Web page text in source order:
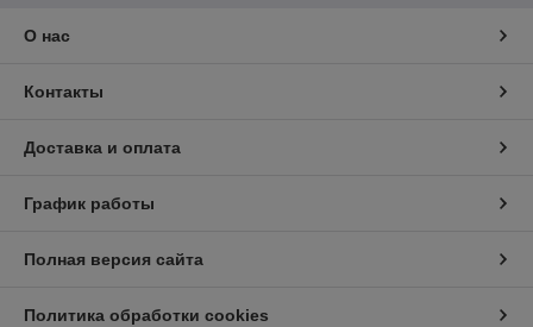
О нас
Контакты
Доставка и оплата
График работы
Полная версия сайта
Политика обработки cookies